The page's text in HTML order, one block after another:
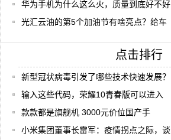
华为手机为什么这么火，质量到底好不好
光汇云油的第5个加油节有啥亮点？给车
点击排行
新型冠状病毒引发了哪些技术快速发展？
输入这些代码，荣耀10青春版可以进入
款款都是旗舰机 3000元价位国产手
小米集团董事长雷军：疫情拐点之际，谈